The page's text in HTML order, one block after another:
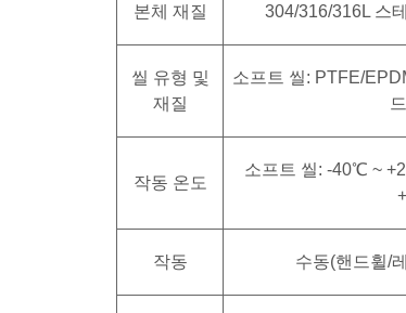
본체 재질 304/316/316L 스
씰 유형 및
재질
소프트 씰: PTFE/
작동 온도
소프트 씰: -40℃ ~
작동 수동(핸드휠/